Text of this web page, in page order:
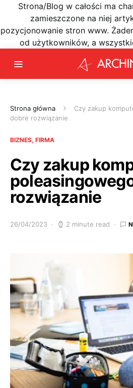
Strona/Blog w całości ma
zamieszczone na niej
pozycjonowanie stron www.
od użytkowników, a
Strona główna
Czy zakup
dobre rozwiązanie
BIZNES, FIRMA
Czy zakup
rozwiązanie
26/04/2023 2 minute read